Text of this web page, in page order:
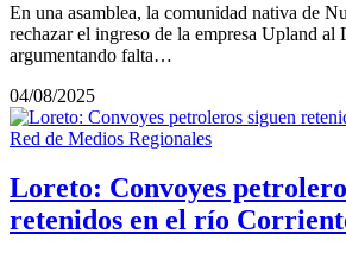
En una asamblea, la comunidad nativa de
rechazar el ingreso de la empresa Upland al
argumentando falta…
04/08/2025
Red de Medios Regionales
Loreto: Convoyes
retenidos en el río